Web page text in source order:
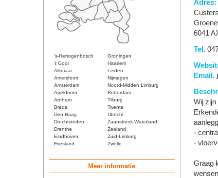
's-Hertogenbosch
Groningen
't Gooi
Haarlem
Alkmaar
Leiden
Amersfoort
Nijmegen
Amsterdam
Noord-Midden Limburg
Apeldoorn
Rotterdam
Arnhem
Tilburg
Breda
Twente
Den Haag
Utrecht
Drechtsteden
Zaanstreek-Waterland
Drenthe
Zeeland
Eindhoven
Zuid-Limburg
Friesland
Zwolle
Meer informatie
Adres:
6041
Tel.
Email.
Wij zijn
-
-
Graag